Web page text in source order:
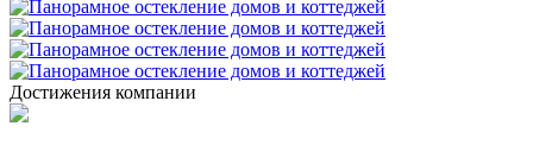
Достижения компании